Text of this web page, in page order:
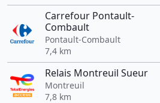
Carrefour Pontault-
Combault
Pontault-Combault
7,4 km
Relais Montreuil Sueur
Montreuil
7,8 km